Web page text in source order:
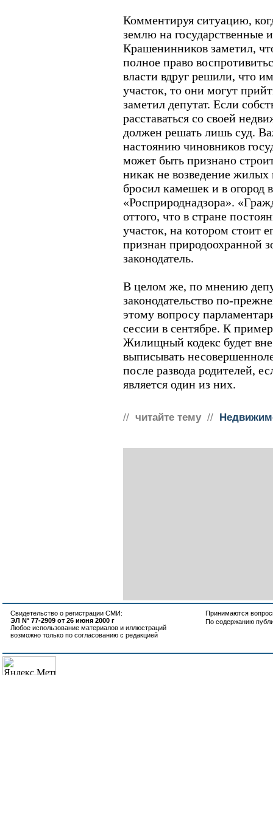
Комментируя ситуацию,
землю на
Крашенинников заметил,
полное право
власти вдруг решили, что
участок, то они могут
заметил депутат. Если
расставаться со своей
должен решать лишь суд.
настоянию чиновников
может быть признано
никак не возведение
бросил камешек и в огород
«Росприроднадзора».
оттого, что в стране
участок, на котором стоит
признан природоохранной
законодатель.
В целом же, по мнению
законодательство по-
этому вопросу
сессии в сентябре. К
Жилищный кодекс будет
выписывать
после развода родителей,
является один из них.
// читайте тему //
Свидетельство о регистрации СМИ:
ЭЛ N° 77-2909 от 26 июня 2000 г
Любое использование материалов и иллюстраций
возможно только по согласованию с редакцией
Принимаются
По содержанию